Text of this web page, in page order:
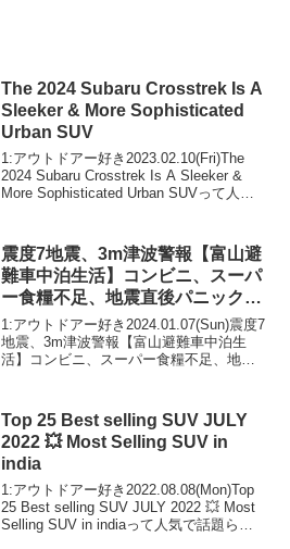
The 2024 Subaru Crosstrek Is A
Sleeker & More Sophisticated
Urban SUV
1:アウトドアー好き2023.02.10(Fri)The
2024 Subaru Crosstrek Is A Sleeker &
More Sophisticated Urban SUVって人気
震度7地震、3m津波警報【富山避
難車中泊生活】コンビニ、スーパ
ー食糧不足、地震直後パニック状
態からリアルな映像記録 | 2024年
1月1日能登半島地震
1:アウトドアー好き2024.01.07(Sun)震度7
地震、3m津波警報【富山避難車中泊生
活】コンビニ、スーパー食糧不足、地震
題らしいぞ、見逃さないで！！...
Top 25 Best selling SUV JULY
2022 💥 Most Selling SUV in
india
1:アウトドアー好き2022.08.08(Mon)Top
25 Best selling SUV JULY 2022 💥 Most
Selling SUV in indiaって人気で話題らし